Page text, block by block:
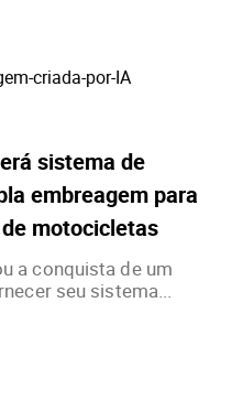
sistema de
embreagem para
motocicletas
a conquista de um
seu sistema...